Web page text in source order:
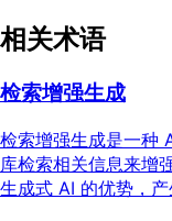
相关术语
检索增强生成
检索增强生成是一种
库检索相关信息来增
生成式 AI 的优势，产